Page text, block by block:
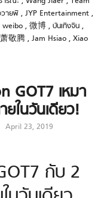
GOT7 เหมา
ในวันเดียว!
April 23, 2019
กับ 2